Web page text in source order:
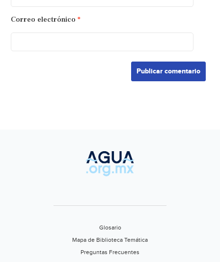
Correo electrónico *
Glosario
Mapa de Biblioteca Temática
Preguntas Frecuentes